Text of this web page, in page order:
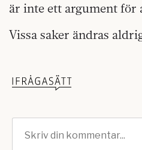
är inte ett argument för
Vissa saker ändras